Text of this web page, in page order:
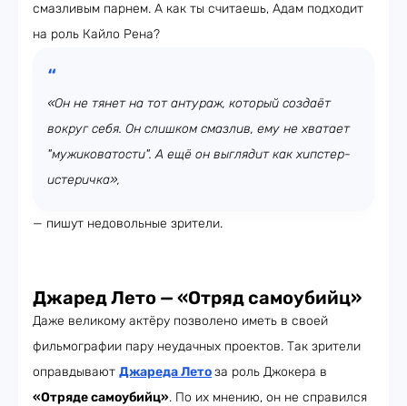
смазливым парнем. А как ты считаешь, Адам подходит
на роль Кайло Рена?
«Он не тянет на тот антураж, который создаёт
вокруг себя. Он слишком смазлив, ему не хватает
"мужиковатости". А ещё он выглядит как хипстер-
истеричка»,
— пишут недовольные зрители.
Джаред Лето — «Отряд самоубийц»
Даже великому актёру позволено иметь в своей
фильмографии пару неудачных проектов. Так зрители
оправдывают Джареда Летоза роль Джокера в
«Отряде самоубийц». По их мнению, он не справился